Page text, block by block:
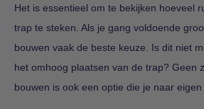
Het is essentieel om te bekijken hoeveel
trap te steken. Als je gang voldoende
bouwen vaak de beste keuze. Is dit niet
het omhoog plaatsen van de trap? Geen
bouwen is ook een optie die je naar eigen